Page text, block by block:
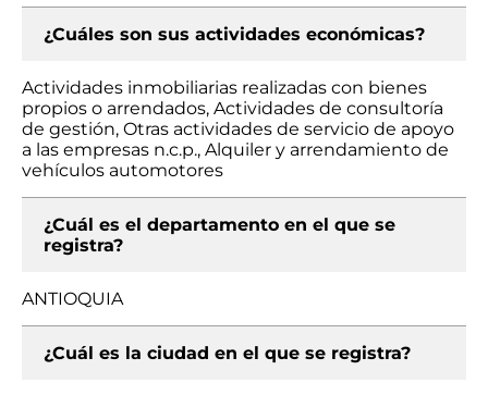
¿Cuáles son sus actividades económicas?
Actividades inmobiliarias realizadas con bienes
propios o arrendados, Actividades de consultoría
de gestión, Otras actividades de servicio de apoyo
a las empresas n.c.p., Alquiler y arrendamiento de
vehículos automotores
¿Cuál es el departamento en el que se
registra?
ANTIOQUIA
¿Cuál es la ciudad en el que se registra?